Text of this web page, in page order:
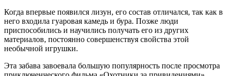
Когда впервые появился лизун, его состав отличался, так как в
него входила гуаровая камедь и бура. Позже люди
приспособились и научились получать его из других
материалов, постоянно совершенствуя свойства этой
необычной игрушки.
Эта забава завоевала большую популярность после просмотра